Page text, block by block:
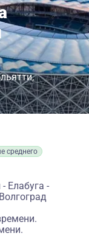
среднего
Елабуга -